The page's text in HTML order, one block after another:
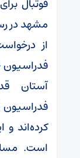
مشهد در
فدراسیون
آستان
کرده‌اند
است.